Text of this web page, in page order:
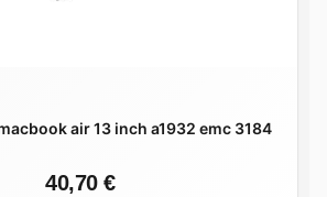
air 13 inch a1932 emc 3184
40,70 €